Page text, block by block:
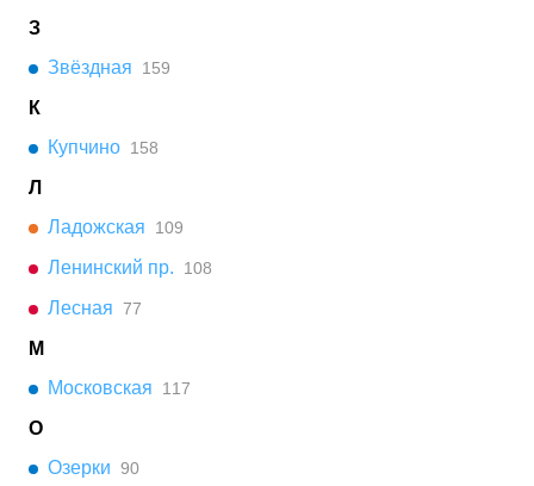
З
Звёздная
159
К
Купчино 158
Л
Ладожская
109
Ленинский пр. 108
Лесная 77
М
Московская
117
О
Озерки 90